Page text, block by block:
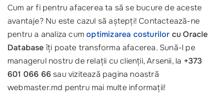
Cum ar fi pentru afacerea ta să se bucure de aceste
avantaje? Nu este cazul să aștepți! Contactează-ne
pentru a analiza cumoptimizarea costurilor cu Oracle
Databaseîți poate transforma afacerea. Sună-l pe
managerul nostru de relații cu clienții, Arsenii, la +373
601 066 66sau vizitează pagina noastră
webmaster.md pentru mai multe informații!